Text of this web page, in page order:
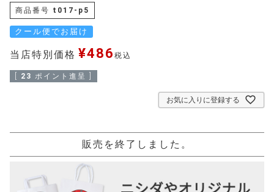
商品番号 t017-p5
クール便でお届け
当店特別価格 ¥486 税込
23 ポイント進呈 ]
お気に入りに登録する
販売を終了しました。